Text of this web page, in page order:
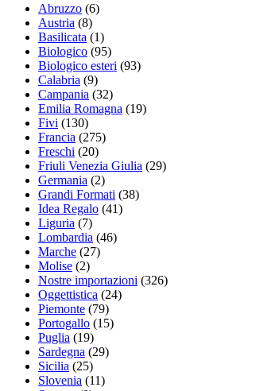
Abruzzo (6)
Austria (8)
Basilicata (1)
Biologico (95)
Biologico esteri (93)
Calabria (9)
Campania (32)
Emilia Romagna (19)
Fivi (130)
Francia (275)
Freschi (20)
Friuli Venezia Giulia (29)
Germania (2)
Grandi Formati (38)
Idea Regalo (41)
Liguria (7)
Lombardia (46)
Marche (27)
Molise (2)
Nostre importazioni (326)
Oggettistica (24)
Piemonte (79)
Portogallo (15)
Puglia (19)
Sardegna (29)
Sicilia (25)
Slovenia (11)